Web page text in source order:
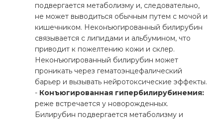
подвергается метаболизму и, следовательно,
не может выводиться обычным путем с мочой и
кишечником. Неконъюгированный билирубин
связывается с липидами и альбумином, что
приводит к пожелтению кожи и склер.
Неконъюгированный билирубин может
проникать через гематоэнцефалический
барьер и вызывать нейротоксические эффекты.
- Конъюгированная гипербилирубинемия:
реже встречается у новорожденных.
Билирубин подвергается метаболизму и